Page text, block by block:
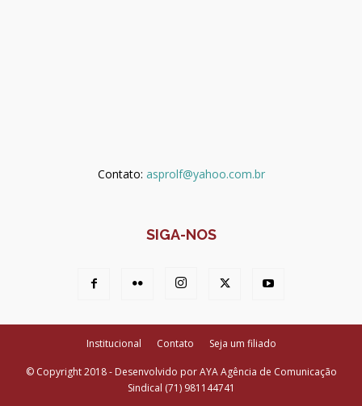
Contato: asprolf@yahoo.com.br
SIGA-NOS
Institucional Contato Seja um filiado
© Copyright 2018 - Desenvolvido por AYA Agência de Comunicação
Sindical (71) 981144741